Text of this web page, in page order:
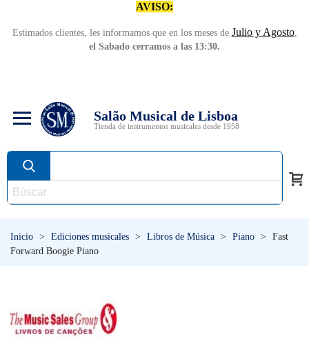
AVISO:
Estimados clientes, les informamos que en los meses de Julio y Agosto,
el Sabado cerramos a las 13:30.
Salão Musical de Lisboa
Tienda de instrumentos musicales desde 1958
Inicio > Ediciones musicales > Libros de Música > Piano >
Fast
Forward Boogie Piano